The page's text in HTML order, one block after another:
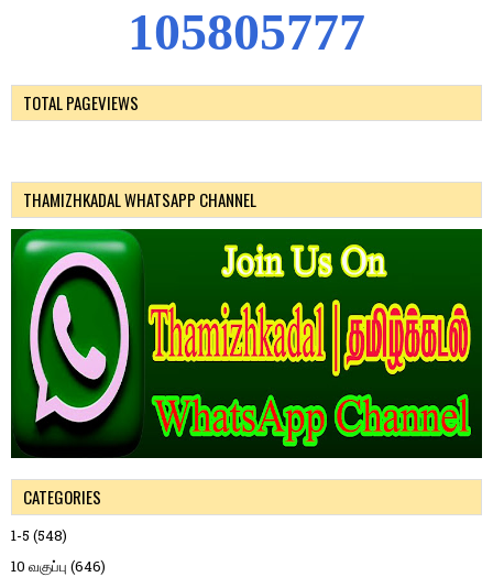
105805777
TOTAL PAGEVIEWS
THAMIZHKADAL WHATSAPP CHANNEL
CATEGORIES
1-5 (548)
10 வகுப்பு (646)